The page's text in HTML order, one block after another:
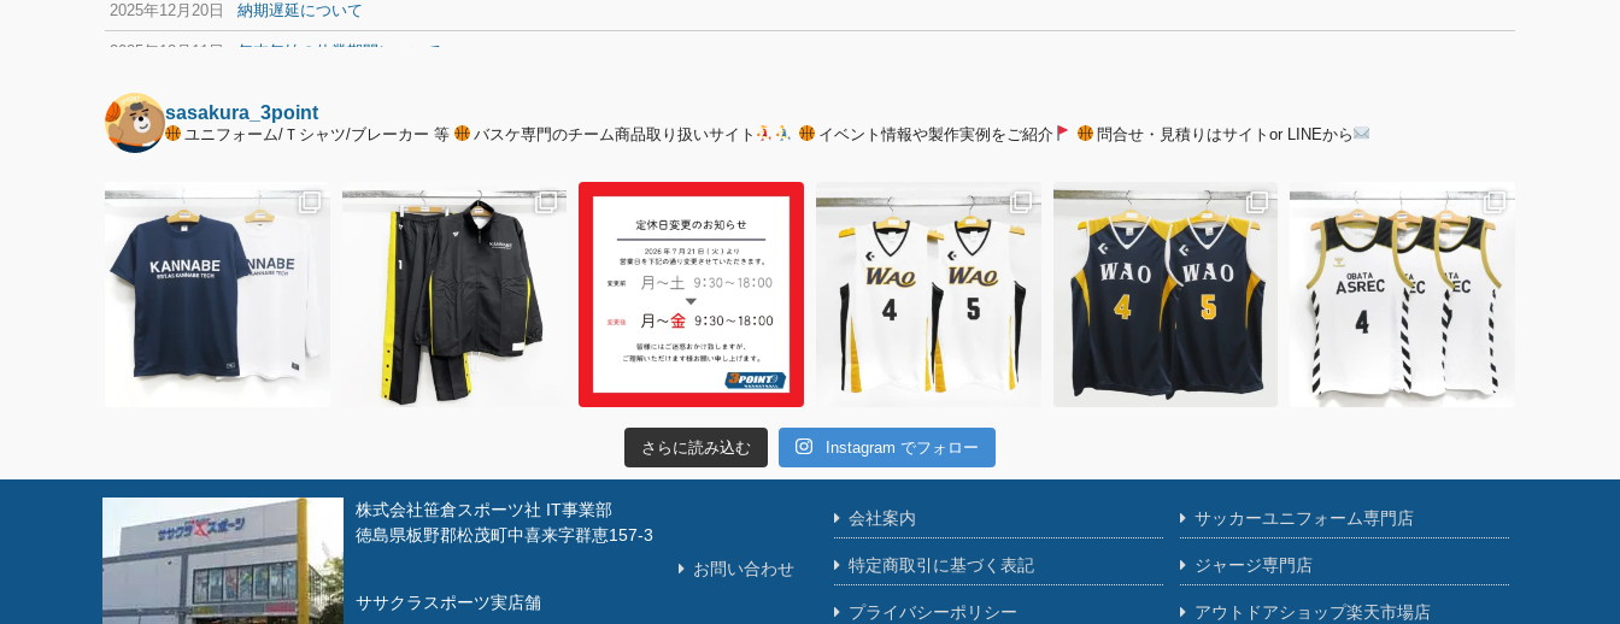
2025年12月20日 納期遅延について
2025年12月11日 年末年始の休業期間について
sasakura_3point
ユニフォーム/Ｔシャツ/ブレーカー 等 バスケ専門のチーム商品取り扱いサイト イベント情報や製作実例をご紹介 問合せ・見積りはサイトor LINEから
さらに読み込む Instagram でフォロー
株式会社笹倉スポーツ社 IT事業部
徳島県板野郡松茂町中喜来字群恵157-3
お問い合わせ
ササクラスポーツ実店舗
会社案内
特定商取引に基づく表記
プライバシーポリシー
サッカーユニフォーム専門店
ジャージ専門店
アウトドアショップ楽天市場店